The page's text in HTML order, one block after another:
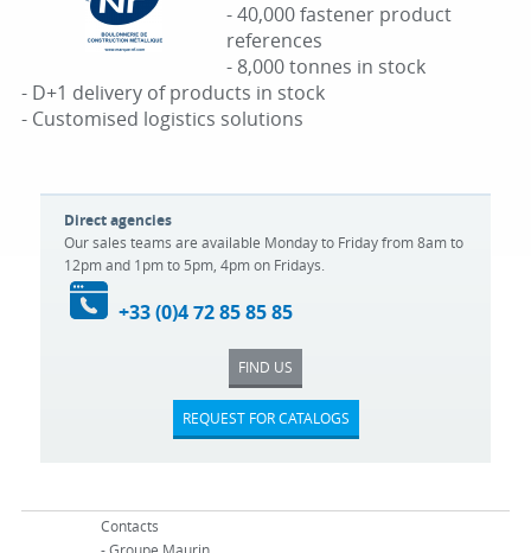
- 40,000 fastener product
references
- 8,000 tonnes in stock
- D+1 delivery of products in stock
- Customised logistics solutions
Direct agencies
Our sales teams are available Monday to Friday from 8am to
12pm and 1pm to 5pm, 4pm on Fridays.
+33 (0)4 72 85 85 85
FIND US
REQUEST FOR CATALOGS
Contacts